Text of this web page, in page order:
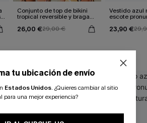
y
Conjunto de top de bikini
tropical reversible y braga
26,00 €29,00 €
Vestido azul
escote
23,90 €
GUSTAR
tu ubicación de envío
Estados Unidos. ¿Quieres cambiar al sitio
para una mejor experiencia?